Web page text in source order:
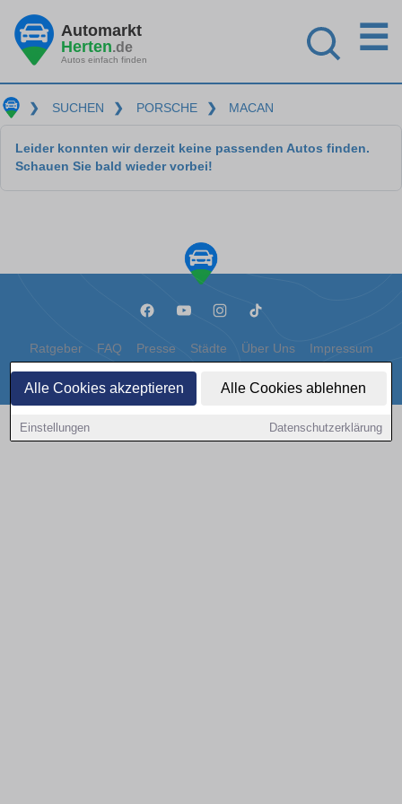
Alle Cookies akzeptieren Alle Cookies ablehnen
Einstellungen Datenschutzerklärung
Automarkt
Herten.de
Autos einfach finden
☰
❯ SUCHEN ❯ PORSCHE ❯ MACAN
Leider konnten wir derzeit keine passenden Autos finden.
Schauen Sie bald wieder vorbei!
Ratgeber FAQ Presse Städte Über Uns Impressum
Datenschutz Cookies
Copyright © 2000 - 2026 | 1A Infosysteme GmbH | Content by: 1a-sites-autos